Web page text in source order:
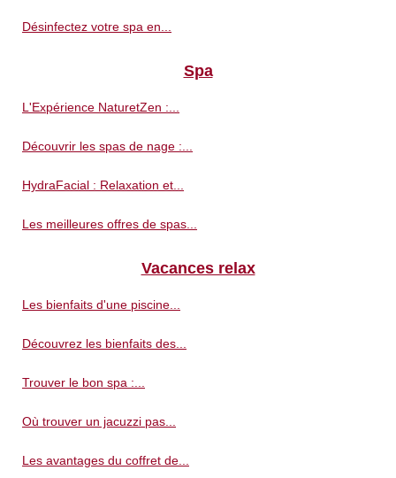
Désinfectez votre spa en...
Spa
L'Expérience NaturetZen :...
Découvrir les spas de nage :...
HydraFacial : Relaxation et...
Les meilleures offres de spas...
Vacances relax
Les bienfaits d'une piscine...
Découvrez les bienfaits des...
Trouver le bon spa :...
Où trouver un jacuzzi pas...
Les avantages du coffret de...